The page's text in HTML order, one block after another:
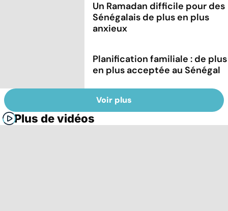
Un Ramadan difficile pour des
Sénégalais de plus en plus
anxieux
Planification familiale : de plus
en plus acceptée au Sénégal
Voir plus
Plus de vidéos